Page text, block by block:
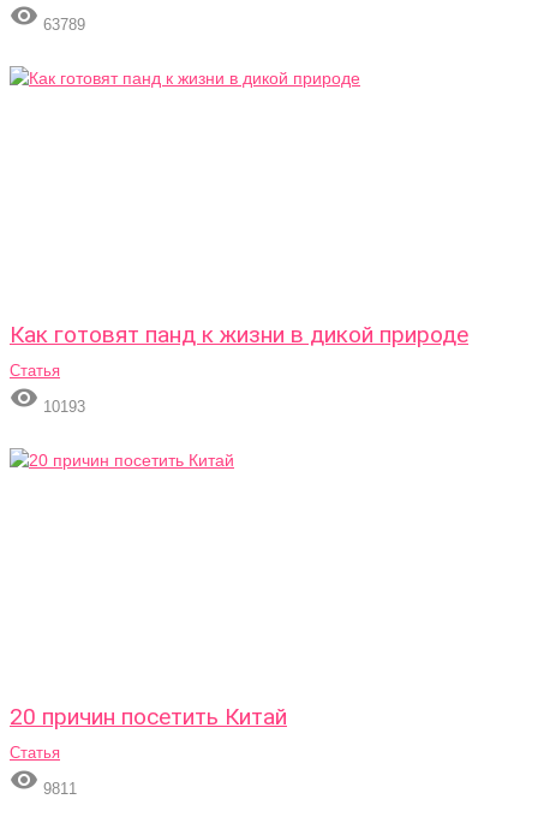
 63789
Как готовят панд к жизни в дикой природе
Статья
 10193
20 причин посетить Китай
Статья
 9811